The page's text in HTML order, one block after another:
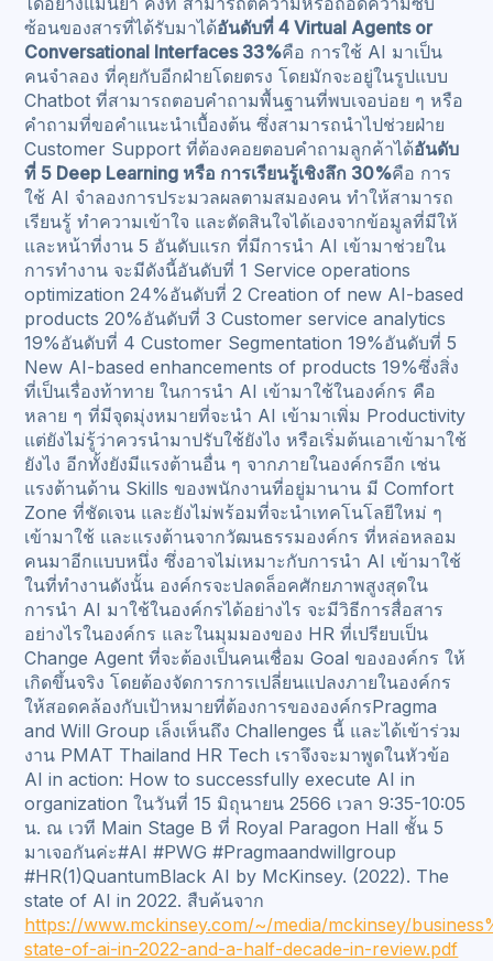
ซ้อนของสารที่ได้รับมาได้อันดับที่ 4 Virtual Agents or
Conversational Interfaces 33%คือ การใช้ AI มาเป็น
คนจำลอง ที่คุยกับอีกฝ่ายโดยตรง โดยมักจะอยู่ในรูปแบบ
Chatbot ที่สามารถตอบคำถามพื้นฐานที่พบเจอบ่อย ๆ หรือ
คำถามที่ขอคำแนะนำเบื้องต้น ซึ่งสามารถนำไปช่วยฝ่าย
Customer Support ที่ต้องคอยตอบคำถามลูกค้าได้อันดับ
ที่ 5 Deep Learning หรือ การเรียนรู้เชิงลึก 30%คือ การ
ใช้ AI จำลองการประมวลผลตามสมองคน ทำให้สามารถ
เรียนรู้ ทำความเข้าใจ และตัดสินใจได้เองจากข้อมูลที่มีให้
และหน้าที่งาน 5 อันดับแรก ที่มีการนำ AI เข้ามาช่วยใน
การทำงาน จะมีดังนี้อันดับที่ 1 Service operations
optimization 24%อันดับที่ 2 Creation of new AI-based
products 20%อันดับที่ 3 Customer service analytics
19%อันดับที่ 4 Customer Segmentation 19%อันดับที่ 5
New AI-based enhancements of products 19%ซึ่งสิ่ง
ที่เป็นเรื่องท้าทาย ในการนำ AI เข้ามาใช้ในองค์กร คือ
หลาย ๆ ที่มีจุดมุ่งหมายที่จะนำ AI เข้ามาเพิ่ม Productivity
แต่ยังไม่รู้ว่าควรนำมาปรับใช้ยังไง หรือเริ่มต้นเอาเข้ามาใช้
ยังไง อีกทั้งยังมีแรงต้านอื่น ๆ จากภายในองค์กรอีก เช่น
แรงต้านด้าน Skills ของพนักงานที่อยู่มานาน มี Comfort
Zone ที่ชัดเจน และยังไม่พร้อมที่จะนำเทคโนโลยีใหม่ ๆ
เข้ามาใช้ และแรงต้านจากวัฒนธรรมองค์กร ที่หล่อหลอม
คนมาอีกแบบหนึ่ง ซึ่งอาจไม่เหมาะกับการนำ AI เข้ามาใช้
ในที่ทำงานดังนั้น องค์กรจะปลดล็อคศักยภาพสูงสุดใน
การนำ AI มาใช้ในองค์กรได้อย่างไร จะมีวิธีการสื่อสาร
อย่างไรในองค์กร และในมุมมองของ HR ที่เปรียบเป็น
Change Agent ที่จะต้องเป็นคนเชื่อม Goal ขององค์กร ให้
เกิดขึ้นจริง โดยต้องจัดการการเปลี่ยนแปลงภายในองค์กร
ให้สอดคล้องกับเป้าหมายที่ต้องการขององค์กรPragma
and Will Group เล็งเห็นถึง Challenges นี้ และได้เข้าร่วม
งาน PMAT Thailand HR Tech เราจึงจะมาพูดในหัวข้อ
AI in action: How to successfully execute AI in
organization ในวันที่ 15 มิถุนายน 2566 เวลา 9:35-10:05
น. ณ เวที Main Stage B ที่ Royal Paragon Hall ชั้น 5
มาเจอกันค่ะ#AI #PWG #Pragmaandwillgroup
#HR(1)QuantumBlack AI by McKinsey. (2022). The
state of AI in 2022. สืบค้นจาก
https://www.mckinsey.com/~/media/mckinsey/
state-of-ai-in-2022-and-a-half-decade-in-review.pdf